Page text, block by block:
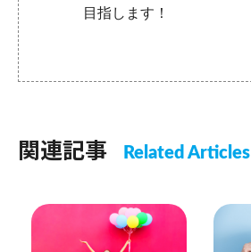
目指します！
関連記事 Related Articles